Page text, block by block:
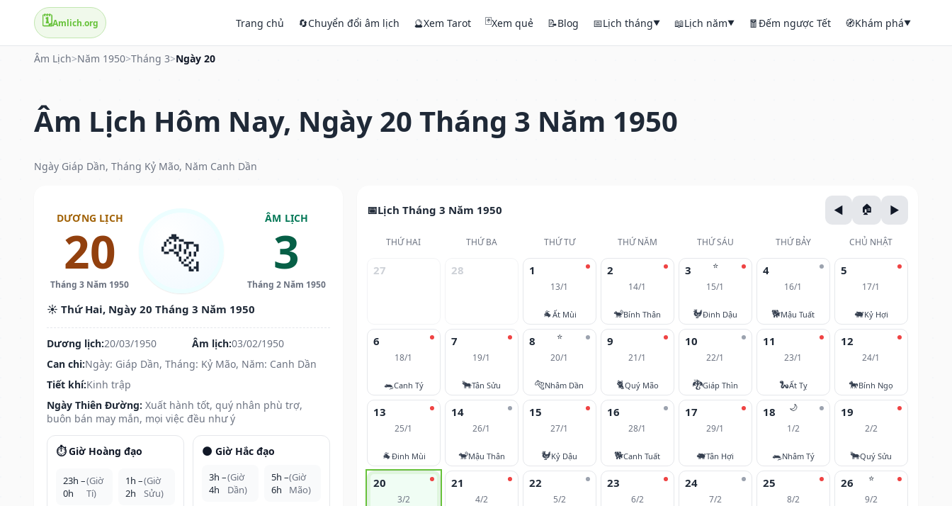
🗓️Amlich.org Trang chủ 🔄Chuyển đổi âm lịch 🔮Xem Tarot 🃏Xem quẻ 📝Blog 📅Lịch tháng▼ 📖Lịch năm▼ 🧧Đếm ngược Tết 🧭Khám phá▼
Âm Lịch>Năm 1950>Tháng 3>Ngày 20
Âm Lịch Hôm Nay, Ngày 20 Tháng 3 Năm 1950
Ngày Giáp Dần, Tháng Kỷ Mão, Năm Canh Dần
DƯƠNG LỊCH
20
Tháng 3 Năm 1950
🐅
ÂM LỊCH
3
Tháng 2 Năm 1950
☀️ Thứ Hai, Ngày 20 Tháng 3 Năm 1950
Dương lịch:20/03/1950 Âm lịch:03/02/1950
Can chi:Ngày: Giáp Dần, Tháng: Kỷ Mão, Năm: Canh Dần
Tiết khí:Kinh trập
Ngày Thiên Đường: Xuất hành tốt, quý nhân phù trợ,
buôn bán may mắn, mọi việc đều như ý
⏱️ Giờ Hoàng đạo
23h –
0h
(Giờ
Tí)
1h –
2h
(Giờ
Sửu)
🌑 Giờ Hắc đạo
3h –
4h
(Giờ
Dần)
5h –
6h
(Giờ
Mão)
Lịch Tháng 3 Năm 1950
THỨ HAI THỨ BA THỨ TƯ THỨ NĂM THỨ SÁU THỨ BẢY CHỦ NHẬT
27 28 1
13/1
🐐Ất Mùi
2
14/1
🐒Bính Thân
⭐
3
15/1
🐓Đinh Dậu
4
16/1
🐕Mậu Tuất
5
17/1
🐖Kỷ Hợi
6
18/1
🐀Canh Tý
7
19/1
🐂Tân Sửu
⭐
8
20/1
🐅Nhâm Dần
9
21/1
🐈Quý Mão
10
22/1
🐉Giáp Thìn
11
23/1
🐍Ất Tỵ
12
24/1
🐎Bính Ngọ
13
25/1
🐐Đinh Mùi
14
26/1
🐒Mậu Thân
15
27/1
🐓Kỷ Dậu
16
28/1
🐕Canh Tuất
17
29/1
🐖Tân Hợi
🌙
18
1/2
🐀Nhâm Tý
19
2/2
🐂Quý Sửu
20
3/2
21
4/2
22
5/2
23
6/2
24
7/2
25
8/2
⭐
26
9/2